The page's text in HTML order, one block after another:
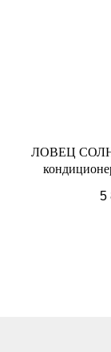
ЛОВЕЦ
5